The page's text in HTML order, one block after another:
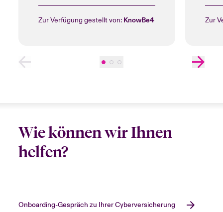
Zur Verfügung gestellt von: KnowBe4 Zur
Wie können wir Ihnen
helfen?
Onboarding-Gespräch zu Ihrer Cyberversicherung